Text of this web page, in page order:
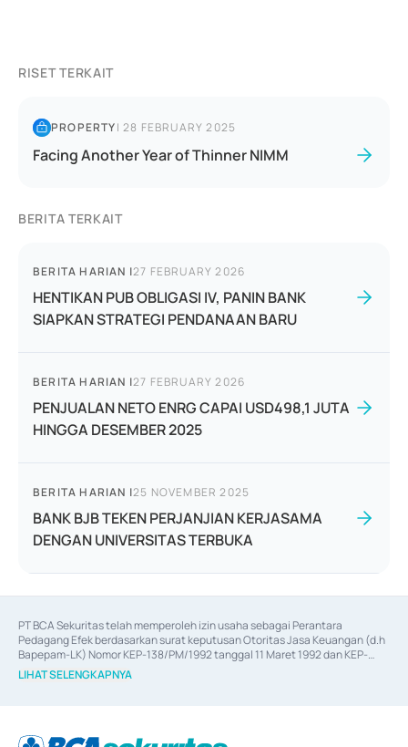
RISET TERKAIT
PROPERTY|28 FEBRUARY 2025
Facing Another Year of Thinner NIMM
BERITA TERKAIT
BERITA HARIAN |27 FEBRUARY 2026
HENTIKAN PUB OBLIGASI IV, PANIN BANK
SIAPKAN STRATEGI PENDANAAN BARU
BERITA HARIAN |27 FEBRUARY 2026
PENJUALAN NETO ENRG CAPAI USD498,1 JUTA
HINGGA DESEMBER 2025
BERITA HARIAN |25 NOVEMBER 2025
BANK BJB TEKEN PERJANJIAN KERJASAMA
DENGAN UNIVERSITAS TERBUKA
PT BCA Sekuritas telah memperoleh izin usaha sebagai Perantara
Pedagang Efek berdasarkan surat keputusan Otoritas Jasa Keuangan (d.h
Bapepam-LK) Nomor KEP-138/PM/1992 tanggal 11 Maret 1992 dan KEP-
06/D.04/2014 tanggal 28 Februari 2014, izin usaha sebagai Penjamin Emisi
Efek berdasarkan surat keputusan Otoritas Jasa Keuangan Nomor KEP-
berdasarkan surat keputusan Otoritas Jasa Keuangan Nomor S-
LIHAT SELENGKAPNYA